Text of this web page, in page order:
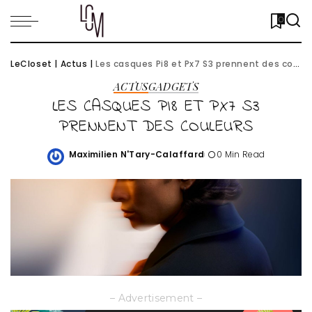
0
LeCloset | Actus |Les casques Pi8 et Px7 S3 prennent des couleurs
ACTUSGADGETS
LES CASQUES PI8 ET PX7 S3
PRENNENT DES COULEURS
Posted
Maximilien N'Tary-Calaffard 0 Min Read
– Advertisement –